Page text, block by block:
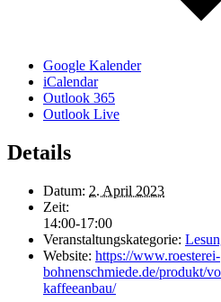
Google Kalender
iCalendar
Outlook 365
Outlook Live
Details
Datum: 2. April 2023
Zeit:
14:00-17:00
Veranstaltungskategorie:
Website: https://www.roesterei-
bohnenschmiede.de/produkt/
kaffeeanbau/